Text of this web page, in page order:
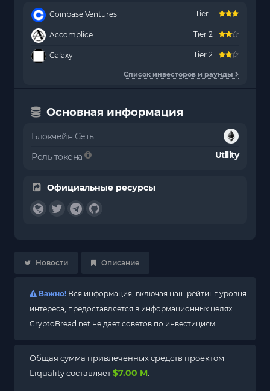
Coinbase Ventures Tier 1
Accomplice Tier 2
Galaxy Tier 2
Список инвесторов и раунды
Основная информация
Блокчейн Сеть
Роль токена
Utility
Официальные ресурсы
Новости Описание
Важно! Вся информация, включая наш рейтинг уровня
интереса, предоставляется в информационных целях.
CryptoBread.net не дает советов по инвестициям.
Общая сумма привлеченных средств проектом
Liquality составляет$7.00 M.